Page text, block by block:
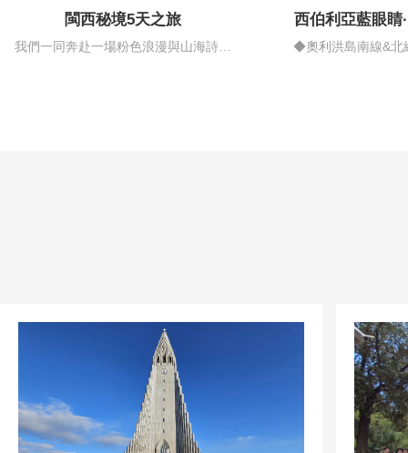
閩西秘境5天之旅
我們一同奔赴一場粉色浪漫與山海詩意
西伯利亞藍眼睛
情藍
◆奧利洪島南線&北